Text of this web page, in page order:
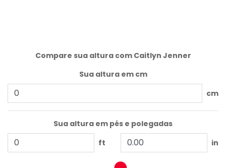
Compare sua altura com Caitlyn Jenner
Sua altura em cm
cm
Sua altura em pés e polegadas
ft
in